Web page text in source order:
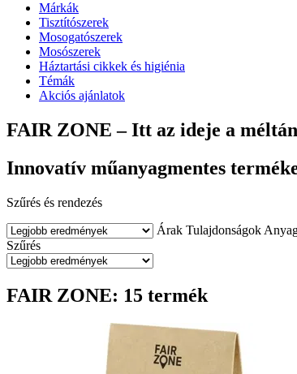
Márkák
Tisztítószerek
Mosogatószerek
Mosószerek
Háztartási cikkek és higiénia
Témák
Akciós ajánlatok
FAIR ZONE – Itt az ideje a
Innovatív műanyagmentes
Szűrés és rendezés
Árak Tulajdonságok
Szűrés
FAIR ZONE: 15 termék